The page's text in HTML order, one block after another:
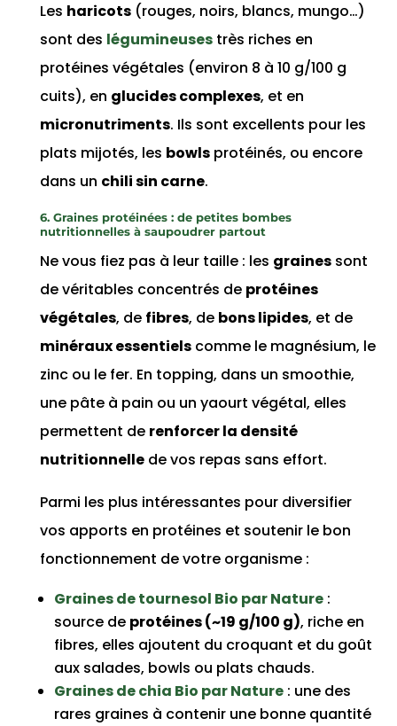
Les haricots(rouges, noirs, blancs, mungo…)
sont des légumineusestrès riches en
protéines végétales (environ 8 à 10 g/100 g
cuits), en glucides complexes, et en
micronutriments. Ils sont excellents pour les
plats mijotés, les bowlsprotéinés, ou encore
dans un chili sin carne.
6. Graines protéinées : de petites bombes
nutritionnelles à saupoudrer partout
Ne vous fiez pas à leur taille : les grainessont
de véritables concentrés de protéines
végétales, de fibres, de bons lipides, et de
minéraux essentielscomme le magnésium, le
zinc ou le fer. En topping, dans un smoothie,
une pâte à pain ou un yaourt végétal, elles
permettent de renforcer la densité
nutritionnellede vos repas sans effort.
Parmi les plus intéressantes pour diversifier
vos apports en protéines et soutenir le bon
fonctionnement de votre organisme :
Graines de tournesol Bio par Nature:
source de protéines (~19 g/100 g), riche en
fibres, elles ajoutent du croquant et du goût
aux salades, bowls ou plats chauds.
Graines de chia Bio par Nature: une des
rares graines à contenir une bonne quantité